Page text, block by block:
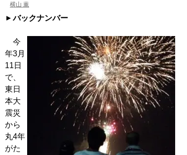
横山 薫
バックナンバー
今
年3月
11日
で、
東日
本大
震災
から
丸4年
がた